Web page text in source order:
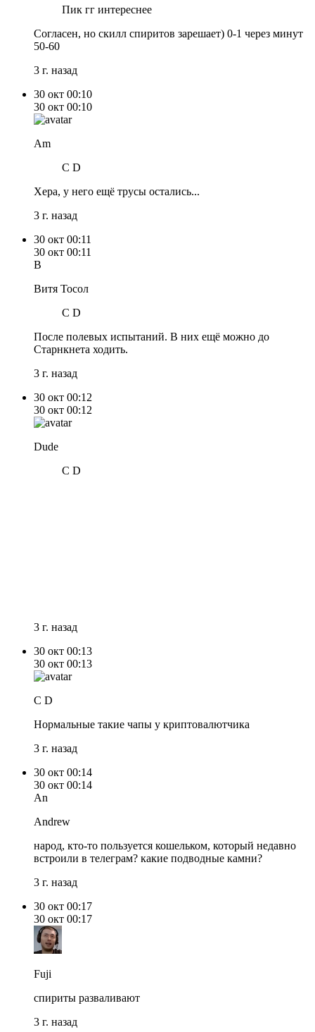
Пик гг интереснее
Согласен, но скилл спиритов зарешает) 0-1 через минут
50-60
3 г. назад
30 окт 00:10
30 окт 00:10
Am
C D
Хера, у него ещё трусы остались...
3 г. назад
30 окт 00:11
30 окт 00:11
В
Витя Тосол
C D
После полевых испытаний. В них ещё можно до
Старнкнета ходить.
3 г. назад
30 окт 00:12
30 окт 00:12
Dude
C D
3 г. назад
30 окт 00:13
30 окт 00:13
C D
Нормальные такие чапы у криптовалютчика
3 г. назад
30 окт 00:14
30 окт 00:14
An
Andrew
народ, кто-то пользуется кошельком, который недавно
встроили в телеграм? какие подводные камни?
3 г. назад
30 окт 00:17
30 окт 00:17
Fuji
спириты разваливают
3 г. назад